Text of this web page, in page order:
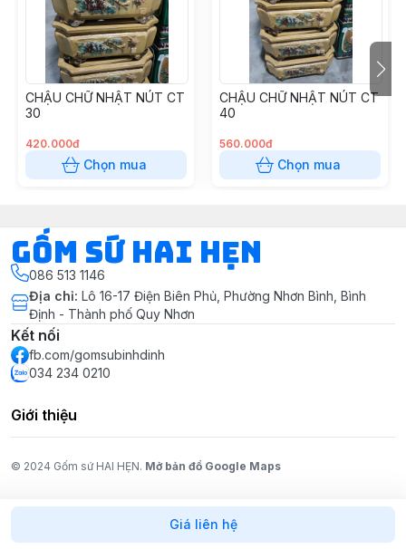
Giá liên hệ
CHẬU CHỮ NHẬT NÚT CT
30
420.000đ
Chọn mua
CHẬU CHỮ NHẬT NÚT CT
40
560.000đ
Chọn mua
Gốm Sứ Hai Hẹn
086 513 1146
Địa chỉ: Lô 16-17 Điện Biên Phủ, Phường Nhơn Bình, Bình
Định - Thành phố Quy Nhơn
Kết nối
fb.com/gomsubinhdinh
034 234 0210
Giới thiệu
© 2024 Gốm sứ HAI HẸN. Mở bản đồ Google Maps